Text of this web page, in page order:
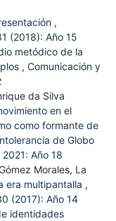
,
(2018): Año 15
metódico de la
, Comunicación y
da Silva
en el
como formante de
de Globo
Año 18
Morales, La
era multipantalla ,
(2017): Año 14
identidades